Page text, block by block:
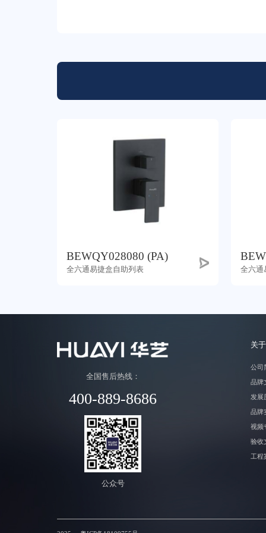
BEWQY028080 (PA)
全六通易捷盒自助列表 全六通
全国售后热线：
400-889-8686
公众号
关
公司
品牌
发展
品牌
视频
验收
工程